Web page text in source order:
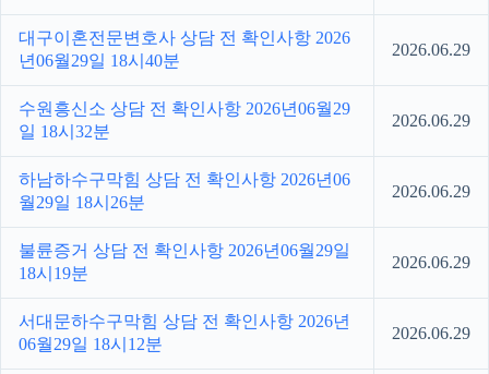
대구이혼전문변호사 상담 전 확인사항 2026
년06월29일 18시40분
2026.06.29
수원흥신소 상담 전 확인사항 2026년06월29
일 18시32분
2026.06.29
하남하수구막힘 상담 전 확인사항 2026년06
월29일 18시26분
2026.06.29
불륜증거 상담 전 확인사항 2026년06월29일
18시19분
2026.06.29
서대문하수구막힘 상담 전 확인사항 2026년
06월29일 18시12분
2026.06.29